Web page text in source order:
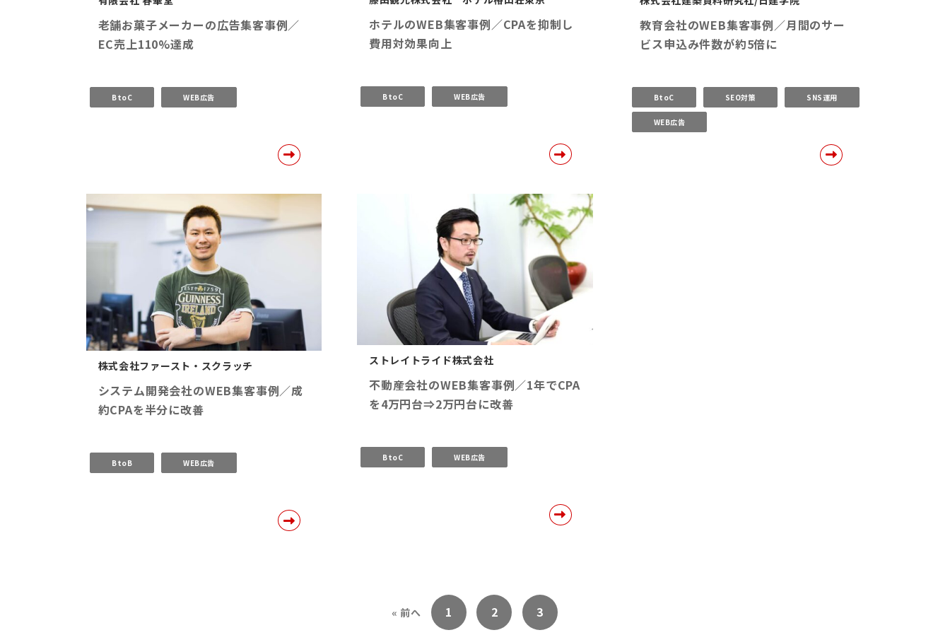
老舗お菓子メーカーの広告集客事例／
EC売上110%達成
BtoC WEB広告
ホテルのWEB集客事例／CPAを抑制し
費用対効果向上
BtoC WEB広告
教育会社のWEB集客事例／月間のサー
ビス申込み件数が約5倍に
BtoC SEO対策 SNS運用
WEB広告
株式会社ファースト・スクラッチ
システム開発会社のWEB集客事例／成
約CPAを半分に改善
BtoB WEB広告
ストレイトライド株式会社
不動産会社のWEB集客事例／1年でCPA
を4万円台⇒2万円台に改善
BtoC WEB広告
« 前へ 1 2 3